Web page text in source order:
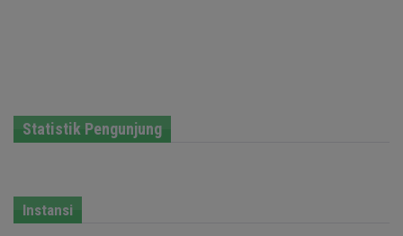
Statistik Pengunjung
Instansi